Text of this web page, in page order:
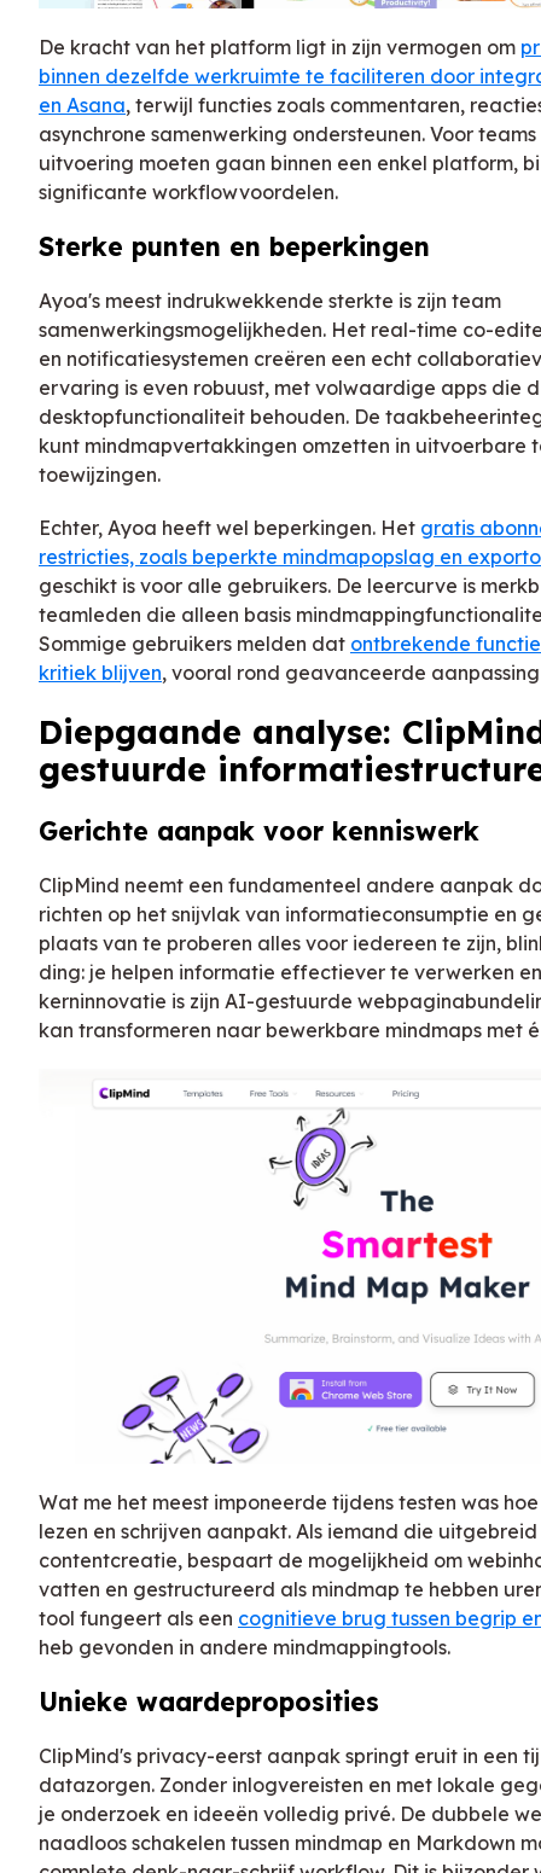
De kracht van het platform ligt in zijn vermogen om
binnen dezelfde werkruimte te faciliteren door
en Asana, terwijl functies zoals commentaren,
asynchrone samenwerking ondersteunen. Voor
uitvoering moeten gaan binnen een enkel platform,
significante workflowvoordelen.
Sterke punten en beperkingen
Ayoa's meest indrukwekkende sterkte is zijn team
samenwerkingsmogelijkheden. Het real-time co-
en notificatiesystemen creëren een echt
ervaring is even robuust, met volwaardige apps die
desktopfunctionaliteit behouden. De
kunt mindmapvertakkingen omzetten in uitvoerbare
toewijzingen.
Echter, Ayoa heeft wel beperkingen. Het gratis
restricties, zoals beperkte mindmapopslag en
geschikt is voor alle gebruikers. De leercurve is
teamleden die alleen basis
Sommige gebruikers melden dat ontbrekende
kritiek blijven, vooral rond geavanceerde
Diepgaande analyse:
gestuurde
Gerichte aanpak voor kenniswerk
ClipMind neemt een fundamenteel andere aanpak
richten op het snijvlak van informatieconsumptie en
plaats van te proberen alles voor iedereen te zijn,
ding: je helpen informatie effectiever te verwerken
kerninnovatie is zijn AI-gestuurde
kan transformeren naar bewerkbare mindmaps met
Wat me het meest imponeerde tijdens testen was
lezen en schrijven aanpakt. Als iemand die
contentcreatie, bespaart de mogelijkheid om
vatten en gestructureerd als mindmap te hebben
tool fungeert als een cognitieve brug tussen begrip
heb gevonden in andere mindmappingtools.
Unieke waardeproposities
ClipMind's privacy-eerst aanpak springt eruit in een
datazorgen. Zonder inlogvereisten en met lokale
je onderzoek en ideeën volledig privé. De dubbele
naadloos schakelen tussen mindmap en Markdown